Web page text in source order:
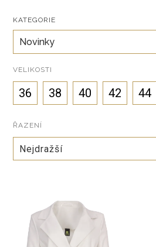
HALENKY
TRIČKA
NEPODŠITÉ KABÁTKY
PODŠITÉ KABÁTKY
SUKNĚ
KABÁTY, BUNDY
DOPLŇKY
DÁRKOVÉ POUKAZY
KATEGORIE
Novinky
VELIKOSTI
36 38 40 42 44
ŘAZENÍ
Nejdražší